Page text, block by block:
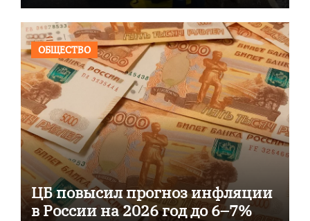
ОБЩЕСТВО
ЦБ повысил прогноз инфляции
в России на 2026 год до 6–7%